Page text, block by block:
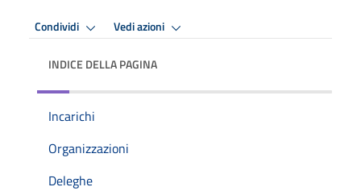
Condividi Vedi azioni
INDICE DELLA PAGINA
Incarichi
Organizzazioni
Deleghe